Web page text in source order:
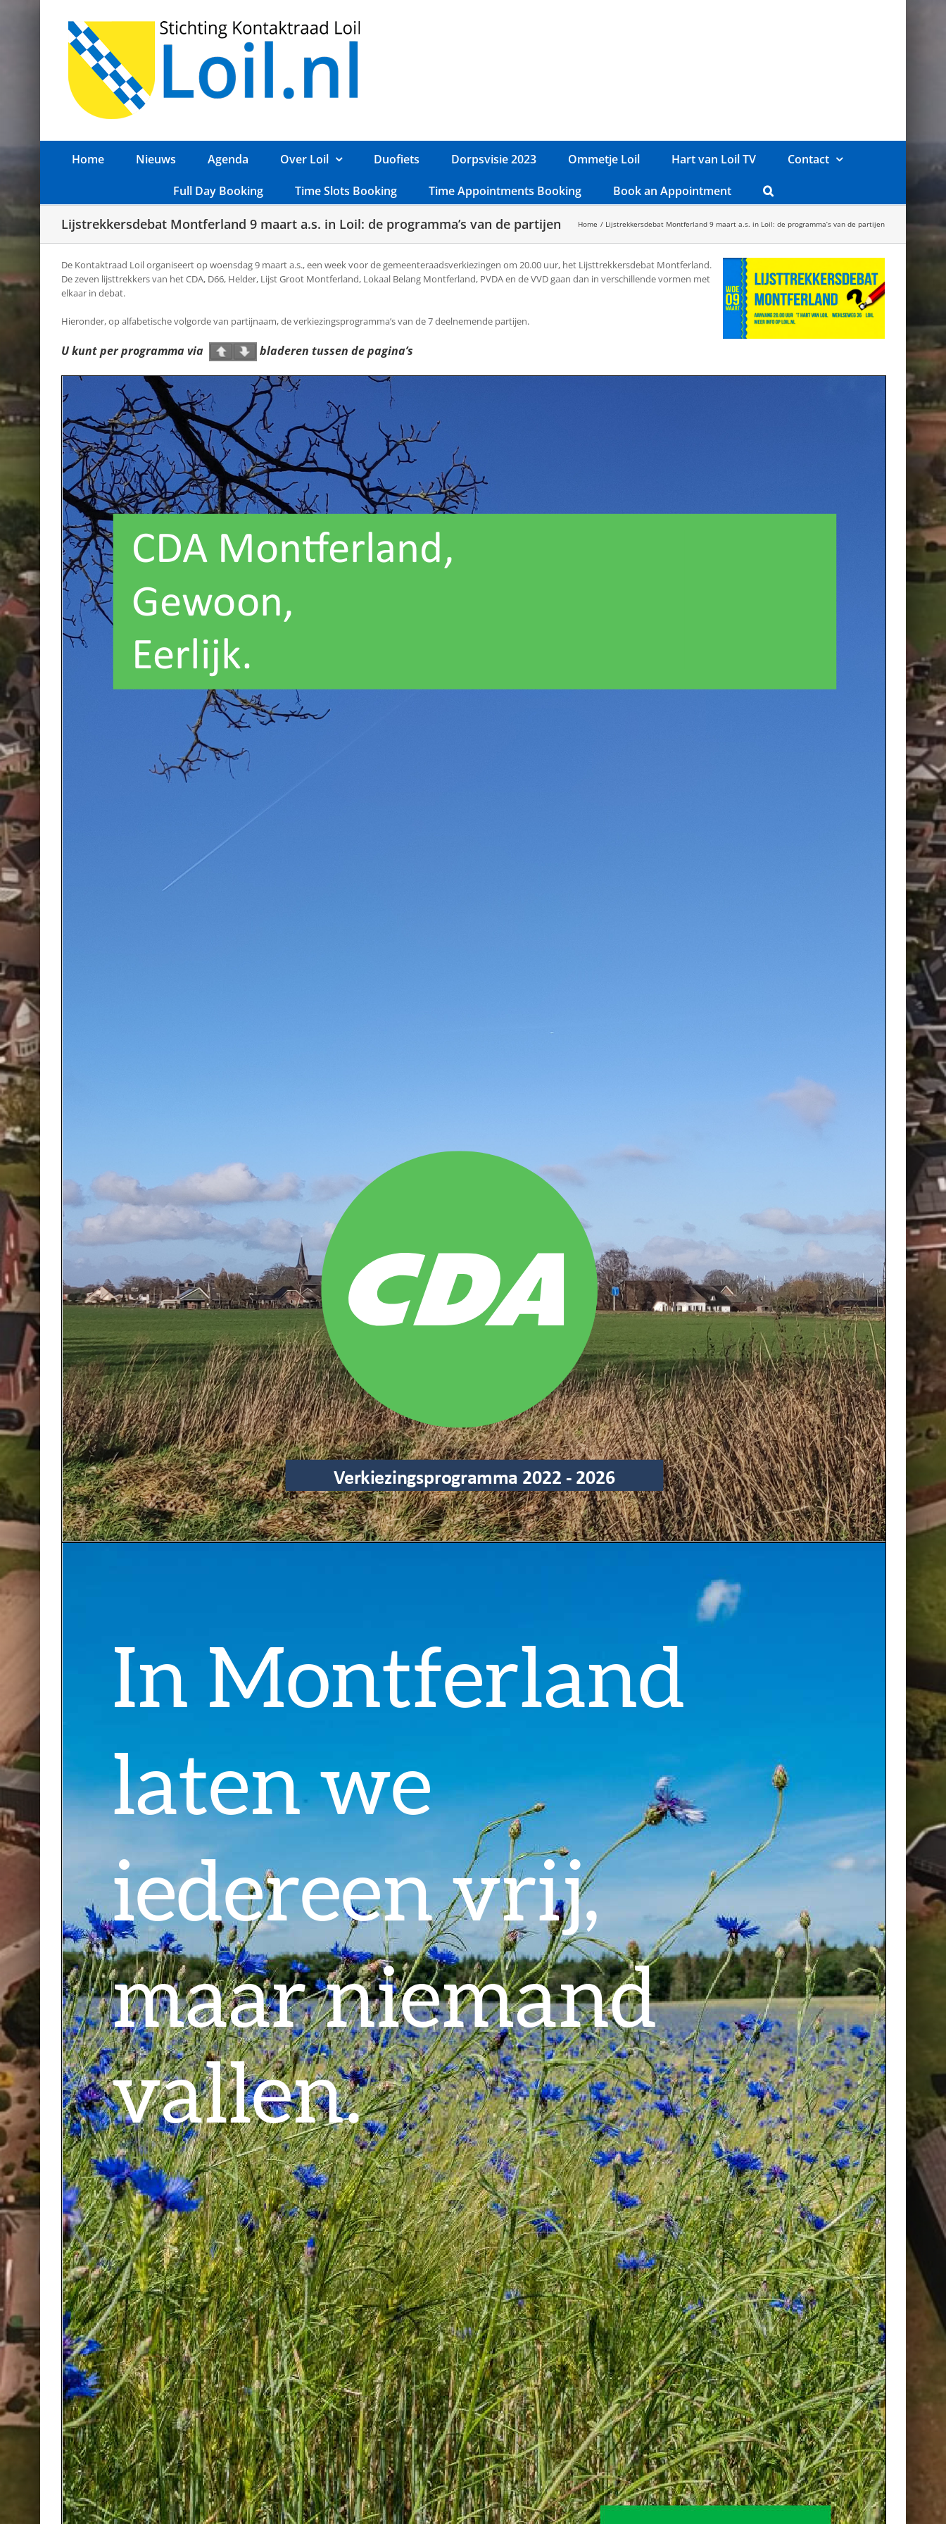
Home Nieuws Agenda Over Loil Duofiets Dorpsvisie 2023 Ommetje Loil Hart van Loil TV Contact
Full Day Booking Time Slots Booking Time Appointments Booking Book an Appointment
Lijstrekkersdebat Montferland 9 maart a.s. in Loil: de programma’s van de partijen Home Lijstrekkersdebat Montferland 9 maart a.s. in Loil: de programma’s van de partijen
De Kontaktraad Loil organiseert op woensdag 9 maart a.s., een week voor de gemeenteraadsverkiezingen om 20.00 uur, het Lijsttrekkersdebat Montferland.
De zeven lijsttrekkers van het CDA, D66, Helder, Lijst Groot Montferland, Lokaal Belang Montferland, PVDA en de VVD gaan dan in verschillende vormen met
elkaar in debat.
Hieronder, op alfabetische volgorde van partijnaam, de verkiezingsprogramma’s van de 7 deelnemende partijen.
U kunt per programma via bladeren tussen de pagina’s